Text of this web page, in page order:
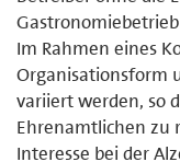
Im Rahmen eines
Organisationsform
variiert werden, so
Ehrenamtlichen zu
Interesse bei der